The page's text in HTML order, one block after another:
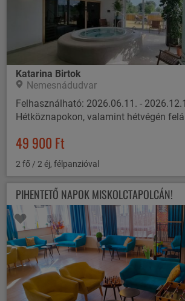
Katarina Birtok
Nemesnádudvar
Felhasználható: 2026.06.11. -
Hétköznapokon, valamint hétvégén
49 900 Ft
2 fő / 2 éj, félpanzióval
PIHENTETŐ NAPOK MISKOLCTAPOLCÁN!